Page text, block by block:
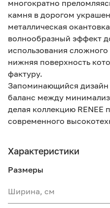
многократно
камня в дорогом
металлическая
волнообразный эффект
использования
нижняя поверхность
фактуру.
Запоминающийся дизайн
баланс между
делая коллекцию
современного
Характеристики
Размеры
Ширина, см